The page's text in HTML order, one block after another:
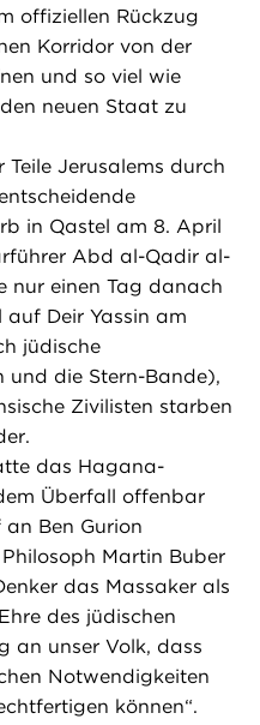
offiziellen Rückzug
Korridor von der
und so viel wie
neuen Staat zu
Jerusalems durch
in Qastel am 8. April
Abd al-Qadir al-
nur einen Tag danach
Deir Yassin am
jüdische
die Stern-Bande),
Zivilisten starben
das Hagana-
Überfall offenbar
Ben Gurion
Martin Buber
das Massaker als
des jüdischen
an unser Volk, dass
Notwendigkeiten
können“.